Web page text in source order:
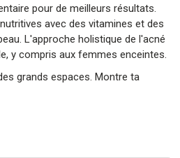
pour de meilleurs résultats.
avec des vitamines et des
L'approche holistique de l'acné
y compris aux femmes enceintes.
grands espaces. Montre ta